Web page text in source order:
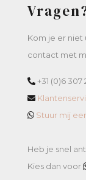
Kom je er niet
contact met
+31 (0)6 307
Stuur mij
Heb je snel
Kies dan voor